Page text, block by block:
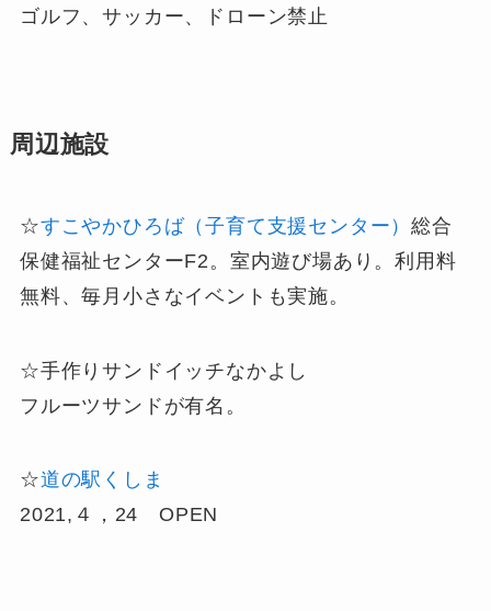
ゴルフ、サッカー、ドローン禁止
周辺施設
☆すこやかひろば（子育て支援センター）総合
保健福祉センターF2。室内遊び場あり。利用料
無料、毎月小さなイベントも実施。
☆手作りサンドイッチなかよし
フルーツサンドが有名。
☆道の駅くしま
2021,４，24 OPEN